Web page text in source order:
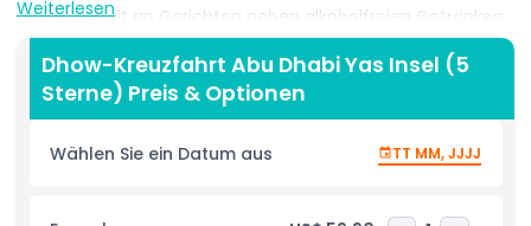
große Vielfalt an Gerichten neben alkoholfreien Getränken,
arabischem Kaffee und Datteln genießen, was die perfekte
Mischung aus Geschmack und Kultur schafft. Abu Dhabi,
die Hauptstadt der VAE und zweitgrößte Stadt, ist ein Muss
für Kulturliebhaber und historisch Interessierte. Von seinen
archäologischen Wurzeln, die bis zur Umm-an-Nar-
Zivilisation des dritten Jahrtausends v. Chr. zurückreichen,
eine faszinierende Mischung aus Erbe und Innovation.
Weiterlesen
Dhow-Kreuzfahrt Abu Dhabi Yas Insel (5
Sterne) Preis & Optionen
Wählen Sie ein Datum aus TT MM, JJJJ